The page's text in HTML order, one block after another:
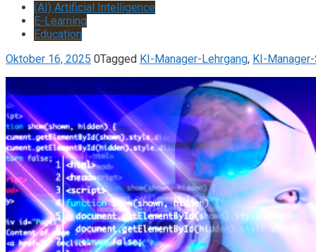
(AI) Artificial Intelligence
E-Learning
Education
Oktober 16, 2025 0Tagged KI-Manager-Lehrgang, KI-